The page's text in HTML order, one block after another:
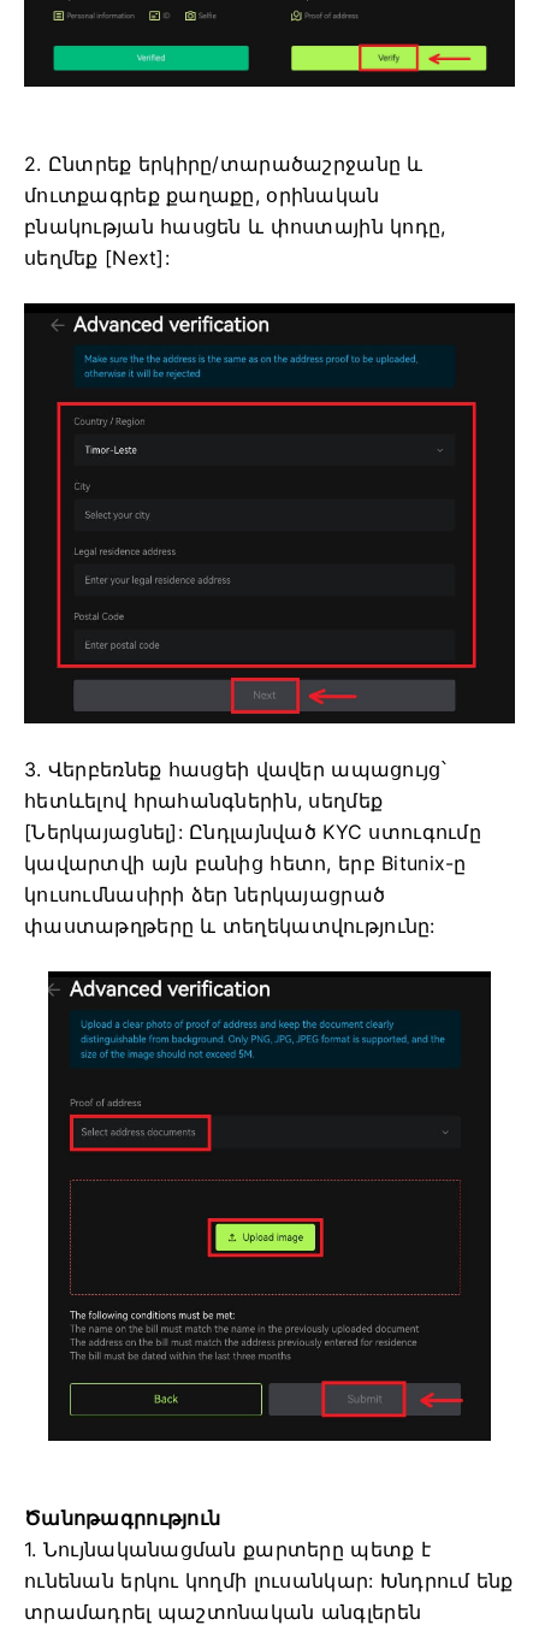
2. Ընտրեք երկիրը/տարածաշրջանը և
մուտքագրեք քաղաքը, օրինական
բնակության հասցեն և փոստային կոդը,
սեղմեք [Next]:
3. Վերբեռնեք հասցեի վավեր ապացույց՝
հետևելով հրահանգներին, սեղմեք
[Ներկայացնել]: Ընդլայնված KYC ստուգումը
կավարտվի այն բանից հետո, երբ Bitunix-ը
կուսումնասիրի ձեր ներկայացրած
փաստաթղթերը և տեղեկատվությունը:
Ծանոթագրություն
1. Նույնականացման քարտերը պետք է
ունենան երկու կողմի լուսանկար: Խնդրում ենք
տրամադրել պաշտոնական անգլերեն